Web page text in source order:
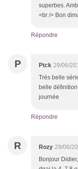
superbes.
<br /> Bon
Répondre
P Ptck 29/06/
Très belle
belle
journée
Répondre
R Rozy 29/06/
Bonjour